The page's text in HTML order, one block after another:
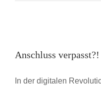
Anschluss
In der digitalen